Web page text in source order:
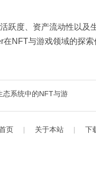
跃度、资产流动性以及
NFT与游戏领域的探索
系统中的NFT与游
页 | 关于本站 | 下